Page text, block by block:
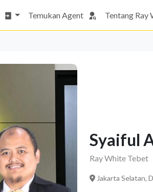
Temukan Agent Tentang Ray
Syaiful
Ray White Tebet
Jakarta Selatan,